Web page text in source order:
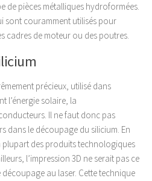
de pièces métalliques hydroformées.
sont couramment utilisés pour
cadres de moteur ou des poutres.
précieux, utilisé dans
l’énergie solaire, la
Il ne faut donc pas
dans le découpage du silicium. En
plupart des produits technologiques
l’impression 3D ne serait pas ce
découpage au laser. Cette technique